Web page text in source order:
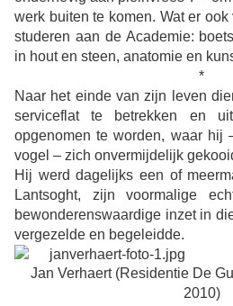
werk buiten te komen. Wat er
studeren aan de Academie:
in hout en steen, anatomie en
*
Naar het einde van zijn leven
serviceflat te betrekken en
opgenomen te worden, waar hij
vogel – zich onvermijdelijk
Hij werd dagelijks een of
Lantsoght, zijn voormalige
bewonderenswaardige inzet in
vergezelde en begeleidde.
Jan Verhaert (Residentie De
2010)